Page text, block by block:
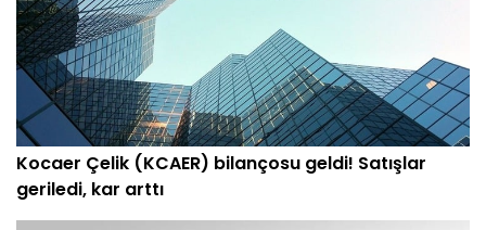
Kocaer Çelik (KCAER) bilançosu geldi! Satışlar
geriledi, kar arttı